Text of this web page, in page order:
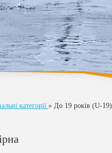
категорії » До 19 років (U-19)